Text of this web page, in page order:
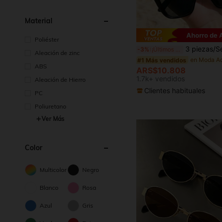
Material
Poliéster
Aleación de zinc
ABS
Aleación de Hierro
PC
Poliuretano
Ver Más
Color
Multicolor Negro
Blanco Rosa
Azul Gris
Ahorro de
-3% ¡Últimos 2 días 3 piezas/Set Gafas de moda estilo ojo de gato multicolor para mujer, accesorios de estilo
#1 Más vendidos
ARS$10.808
1.7k+ vendidos
Clientes habituales